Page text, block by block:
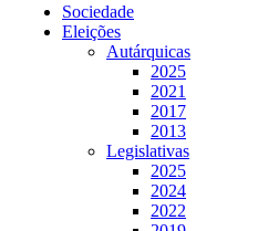
Sociedade
Eleições
Autárquicas
2025
2021
2017
2013
Legislativas
2025
2024
2022